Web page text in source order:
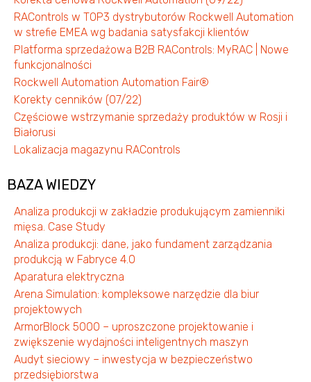
RAControls w TOP3 dystrybutorów Rockwell Automation
w strefie EMEA wg badania satysfakcji klientów
Platforma sprzedażowa B2B RAControls: MyRAC | Nowe
funkcjonalności
Rockwell Automation Automation Fair®
Korekty cenników (07/22)
Częściowe wstrzymanie sprzedaży produktów w Rosji i
Białorusi
Lokalizacja magazynu RAControls
BAZA WIEDZY
Analiza produkcji w zakładzie produkującym zamienniki
mięsa. Case Study
Analiza produkcji: dane, jako fundament zarządzania
produkcją w Fabryce 4.0
Aparatura elektryczna
Arena Simulation: kompleksowe narzędzie dla biur
projektowych
ArmorBlock 5000 – uproszczone projektowanie i
zwiększenie wydajności inteligentnych maszyn
Audyt sieciowy – inwestycja w bezpieczeństwo
przedsiębiorstwa